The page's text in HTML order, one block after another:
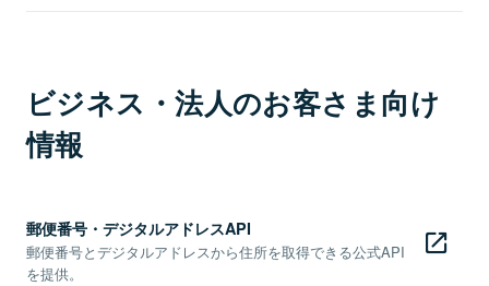
ビジネス・法人のお客さま向け
情報
郵便番号・デジタルアドレスAPI
郵便番号とデジタルアドレスから住所を取得できる公式API
を提供。